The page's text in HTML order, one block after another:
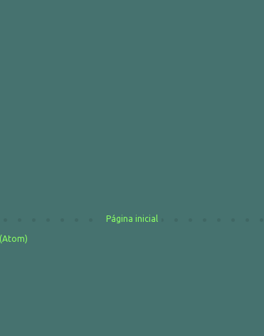
Página inicial